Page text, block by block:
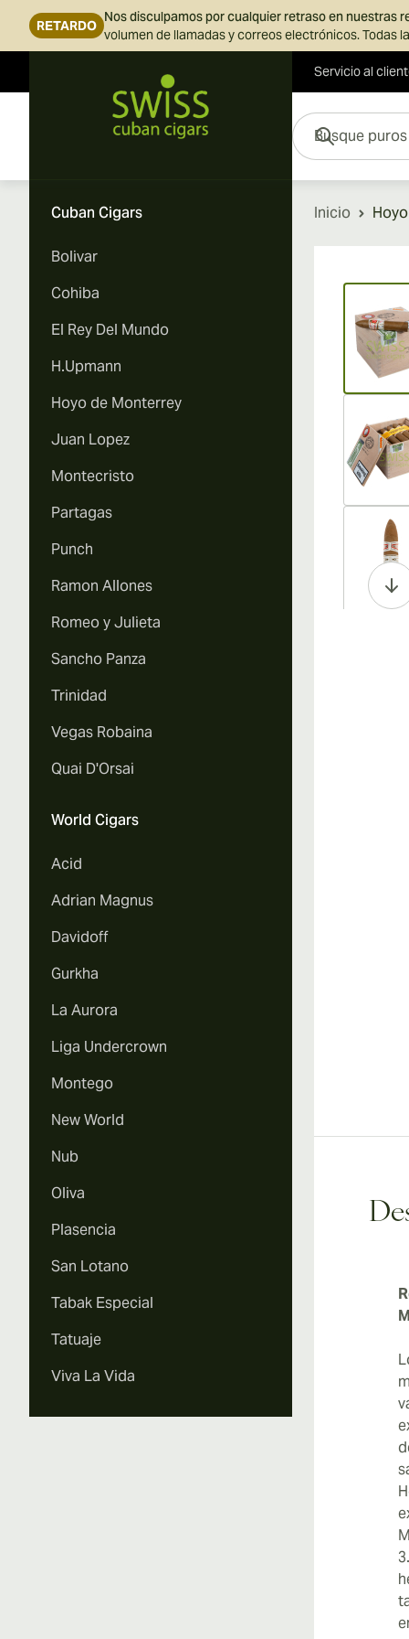
RETARDO
Nos disculpamos por cualquier retraso en nuestras
volumen de llamadas y correos electrónicos. Todas
Servicio al
Busque puros aquí...
Cuban Cigars
Bolivar
Cohiba
El Rey Del Mundo
H.Upmann
Hoyo de Monterrey
Juan Lopez
Montecristo
Partagas
Punch
Ramon Allones
Romeo y Julieta
Sancho Panza
Trinidad
Vegas Robaina
Quai D'Orsai
World Cigars
Acid
Adrian Magnus
Davidoff
Gurkha
La Aurora
Liga Undercrown
Montego
New World
Nub
Oliva
Plasencia
San Lotano
Tabak Especial
Tatuaje
Viva La Vida
Inicio